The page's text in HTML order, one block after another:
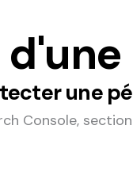
une
Console,